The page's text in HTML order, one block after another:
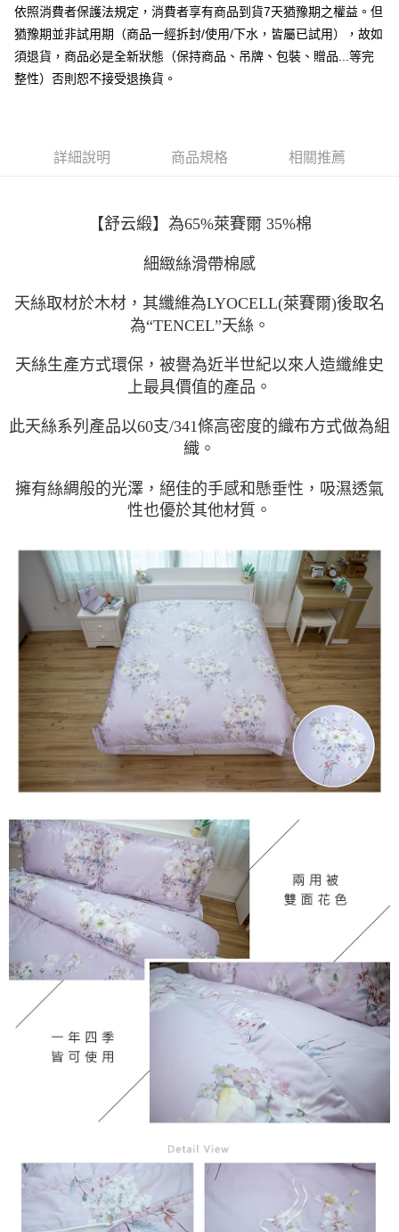
台新國際商業銀行
中國信託商業銀行
台灣樂天信用卡公司
元大商業銀行
永豐商業銀行
玉山商業銀行
星展（台灣）商業銀行
台灣樂天信用卡公司
ATM付款
運送方式
非床墊商品，一般宅配
每筆NT$150，滿NT$1,399(含以上)免運費
依照消費者保護法規定，消費者享有商品到貨7天猶豫期之權益。但
猶豫期並非試用期（商品一經拆封/使用/下水，皆屬已試用），故如
須退貨，商品必是全新狀態（保持商品、吊牌、包裝、贈品...等完
整性）否則恕不接受退換貨。
詳細說明 商品規格 相關推薦
【舒云緞】為65%萊賽爾 35%棉
細緻絲滑帶棉感
天絲取材於木材，其纖維為LYOCELL(萊賽爾)後取名
為“TENCEL”天絲。
天絲生產方式環保，被譽為近半世紀以來人造纖維史
上最具價值的產品。
此天絲系列產品以60支/341條高密度的織布方式做為組
織。
擁有絲綢般的光澤，絕佳的手感和懸垂性，吸濕透氣
性也優於其他材質。